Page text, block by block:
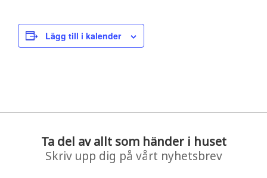
Lägg till i kalender
Ta del av allt som händer i huset
Skriv upp dig på vårt nyhetsbrev